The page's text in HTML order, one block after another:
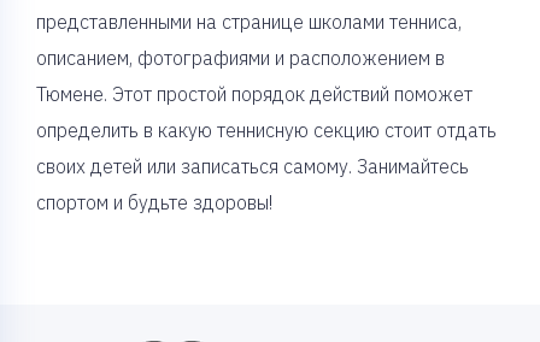
представленными на странице школами тенниса,
описанием, фотографиями и расположением в
Тюмене. Этот простой порядок действий поможет
определить в какую теннисную секцию стоит отдать
своих детей или записаться самому. Занимайтесь
спортом и будьте здоровы!